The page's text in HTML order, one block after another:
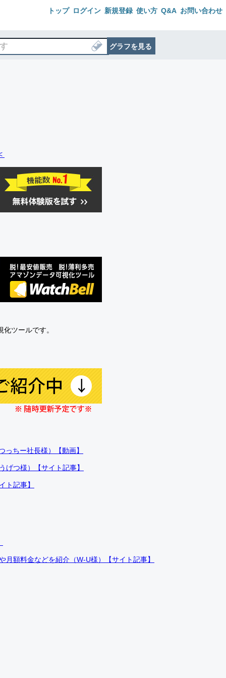
トップ ログイン 新規登録 使い方 Q&A お問い合わせ
グラフを見る
ツールです。
ちー社長様）【動画】
げつ様）【サイト記事】
ト記事】
額料金などを紹介（W-U様）【サイト記事】